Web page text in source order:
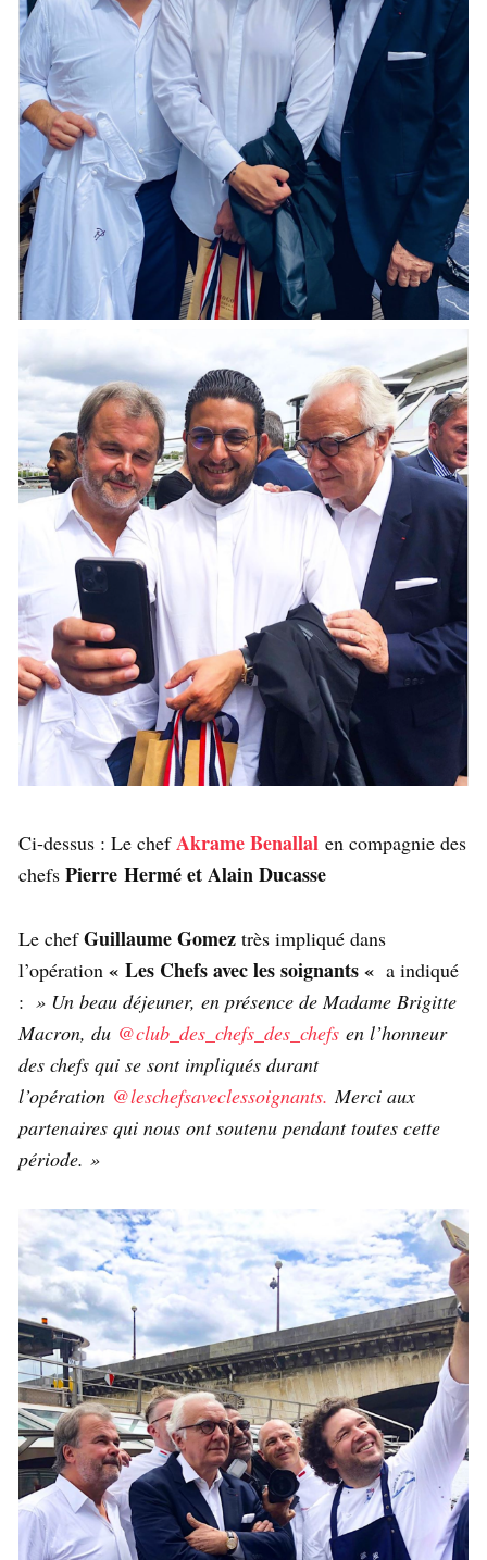
Ci-dessus : Le chefAkrame Benallal en compagnie des
chefs Pierre Hermé et Alain Ducasse
Le chefGuillaume Gomez très impliqué dans
l’opération « Les Chefs avec les soignants « a indiqué
: » Un beau déjeuner, en présence de Madame Brigitte
Macron, du @club_des_chefs_des_chefs en l’honneur
des chefs qui se sont impliqués durant
l’opération @leschefsaveclessoignants. Merci aux
partenaires qui nous ont soutenu pendant toutes cette
période. »